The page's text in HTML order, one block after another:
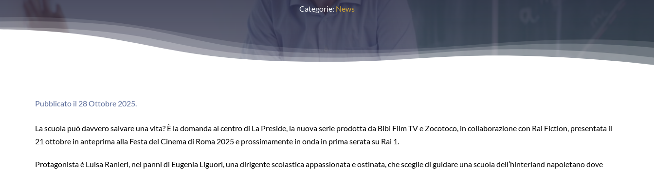
Categorie: News
Pubblicato il 28 Ottobre 2025.
La scuola può davvero salvare una vita? È la domanda al centro di La Preside, la nuova serie prodotta da Bibi Film TV e Zocotoco, in collaborazione con Rai Fiction, presentata il
21 ottobre in anteprima alla Festa del Cinema di Roma 2025 e prossimamente in onda in prima serata su Rai 1.
Protagonista è Luisa Ranieri, nei panni di Eugenia Liguori, una dirigente scolastica appassionata e ostinata, che sceglie di guidare una scuola dell’hinterland napoletano dove